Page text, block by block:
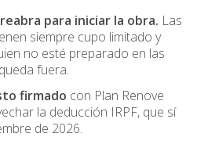
para iniciar la obra. Las
siempre cupo limitado y
no esté preparado en las
fuera.
firmado con Plan Renove
la deducción IRPF, que sí
de 2026.